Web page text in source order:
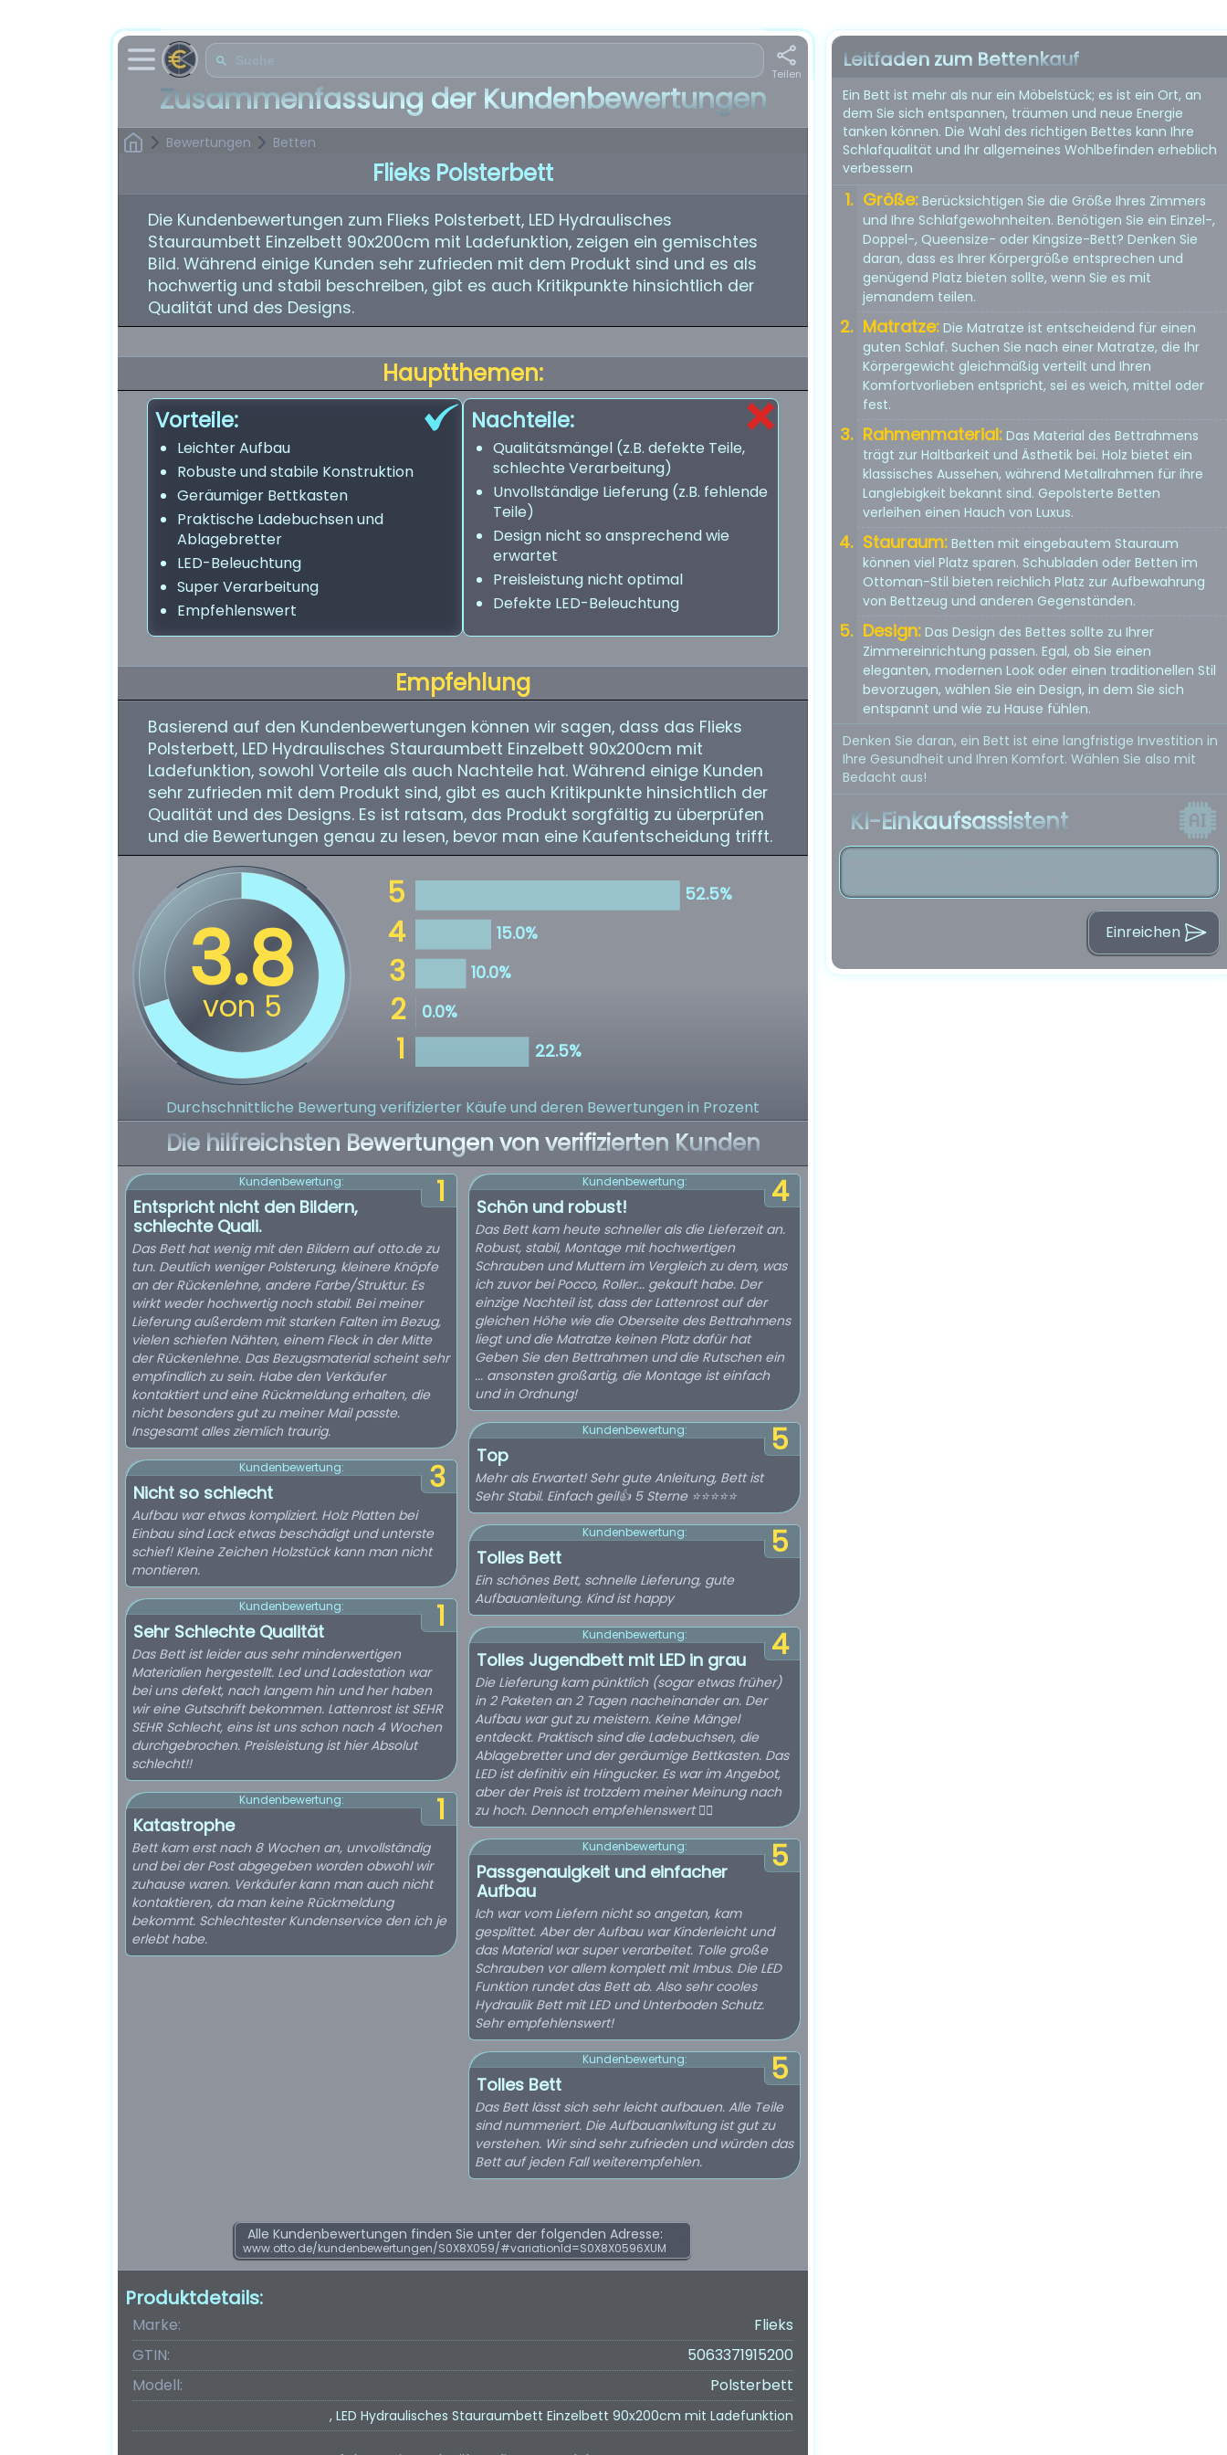
Teilen
Zusammenfassung der Kundenbewertungen
Bewertungen Betten
Flieks Polsterbett
Die Kundenbewertungen zum Flieks Polsterbett, LED Hydraulisches
Stauraumbett Einzelbett 90x200cm mit Ladefunktion, zeigen ein gemischtes
Bild. Während einige Kunden sehr zufrieden mit dem Produkt sind und es als
hochwertig und stabil beschreiben, gibt es auch Kritikpunkte hinsichtlich der
Qualität und des Designs.
Hauptthemen:
Vorteile:
Leichter Aufbau
Robuste und stabile Konstruktion
Geräumiger Bettkasten
Praktische Ladebuchsen und
Ablagebretter
LED-Beleuchtung
Super Verarbeitung
Empfehlenswert
Nachteile:
Qualitätsmängel (z.B. defekte Teile,
schlechte Verarbeitung)
Unvollständige Lieferung (z.B. fehlende
Teile)
Design nicht so ansprechend wie
erwartet
Preisleistung nicht optimal
Defekte LED-Beleuchtung
Empfehlung
Basierend auf den Kundenbewertungen können wir sagen, dass das Flieks
Polsterbett, LED Hydraulisches Stauraumbett Einzelbett 90x200cm mit
Ladefunktion, sowohl Vorteile als auch Nachteile hat. Während einige Kunden
sehr zufrieden mit dem Produkt sind, gibt es auch Kritikpunkte hinsichtlich der
Qualität und des Designs. Es ist ratsam, das Produkt sorgfältig zu überprüfen
und die Bewertungen genau zu lesen, bevor man eine Kaufentscheidung trifft.
Durchschnittliche Bewertung verifizierter Käufe und deren Bewertungen in Prozent
Die hilfreichsten Bewertungen von verifizierten Kunden
1
Kundenbewertung:
Entspricht nicht den Bildern,
schlechte Quali.
Das Bett hat wenig mit den Bildern auf otto.de zu
tun. Deutlich weniger Polsterung, kleinere Knöpfe
an der Rückenlehne, andere Farbe/Struktur. Es
wirkt weder hochwertig noch stabil. Bei meiner
Lieferung außerdem mit starken Falten im Bezug,
vielen schiefen Nähten, einem Fleck in der Mitte
der Rückenlehne. Das Bezugsmaterial scheint sehr
empfindlich zu sein. Habe den Verkäufer
kontaktiert und eine Rückmeldung erhalten, die
nicht besonders gut zu meiner Mail passte.
Insgesamt alles ziemlich traurig.
3
Kundenbewertung:
Nicht so schlecht
Aufbau war etwas kompliziert. Holz Platten bei
Einbau sind Lack etwas beschädigt und unterste
schief! Kleine Zeichen Holzstück kann man nicht
montieren.
1
Kundenbewertung:
Sehr Schlechte Qualität
Das Bett ist leider aus sehr minderwertigen
Materialien hergestellt. Led und Ladestation war
bei uns defekt, nach langem hin und her haben
wir eine Gutschrift bekommen. Lattenrost ist SEHR
SEHR Schlecht, eins ist uns schon nach 4 Wochen
durchgebrochen. Preisleistung ist hier Absolut
schlecht!!
1
Kundenbewertung:
Katastrophe
Bett kam erst nach 8 Wochen an, unvollständig
und bei der Post abgegeben worden obwohl wir
zuhause waren. Verkäufer kann man auch nicht
kontaktieren, da man keine Rückmeldung
bekommt. Schlechtester Kundenservice den ich je
erlebt habe.
4
Kundenbewertung:
Schön und robust!
Das Bett kam heute schneller als die Lieferzeit an.
Robust, stabil, Montage mit hochwertigen
Schrauben und Muttern im Vergleich zu dem, was
ich zuvor bei Pocco, Roller... gekauft habe. Der
einzige Nachteil ist, dass der Lattenrost auf der
gleichen Höhe wie die Oberseite des Bettrahmens
liegt und die Matratze keinen Platz dafür hat
Geben Sie den Bettrahmen und die Rutschen ein
... ansonsten großartig, die Montage ist einfach
und in Ordnung!
5
Kundenbewertung:
Top
Mehr als Erwartet! Sehr gute Anleitung, Bett ist
Sehr Stabil. Einfach geil👍 5 Sterne ⭐️⭐️⭐️⭐️⭐️
5
Kundenbewertung:
Tolles Bett
Ein schönes Bett, schnelle Lieferung, gute
Aufbauanleitung. Kind ist happy
4
Kundenbewertung:
Tolles Jugendbett mit LED in grau
Die Lieferung kam pünktlich (sogar etwas früher)
in 2 Paketen an 2 Tagen nacheinander an. Der
Aufbau war gut zu meistern. Keine Mängel
entdeckt. Praktisch sind die Ladebuchsen, die
Ablagebretter und der geräumige Bettkasten. Das
LED ist definitiv ein Hingucker. Es war im Angebot,
aber der Preis ist trotzdem meiner Meinung nach
zu hoch. Dennoch empfehlenswert 👍🏻
5
Kundenbewertung:
Passgenauigkeit und einfacher
Aufbau
Ich war vom Liefern nicht so angetan, kam
gesplittet. Aber der Aufbau war Kinderleicht und
das Material war super verarbeitet. Tolle große
Schrauben vor allem komplett mit Imbus. Die LED
Funktion rundet das Bett ab. Also sehr cooles
Hydraulik Bett mit LED und Unterboden Schutz.
Sehr empfehlenswert!
5
Kundenbewertung:
Tolles Bett
Das Bett lässt sich sehr leicht aufbauen. Alle Teile
sind nummeriert. Die Aufbauanlwitung ist gut zu
verstehen. Wir sind sehr zufrieden und würden das
Bett auf jeden Fall weiterempfehlen.
Alle Kundenbewertungen finden Sie unter der folgenden Adresse:
www.otto.de/kundenbewertungen/S0X8X059/#variationId=S0X8X0596XUM
Produktdetails:
Marke:
Flieks
GTIN:
5063371915200
Modell:
Polsterbett
, LED Hydraulisches Stauraumbett Einzelbett 90x200cm mit Ladefunktion
Leitfaden zum Bettenkauf
Ein Bett ist mehr als nur ein Möbelstück; es ist ein Ort, an
dem Sie sich entspannen, träumen und neue Energie
tanken können. Die Wahl des richtigen Bettes kann Ihre
Schlafqualität und Ihr allgemeines Wohlbefinden erheblich
verbessern
Größe: Berücksichtigen Sie die Größe Ihres Zimmers
und Ihre Schlafgewohnheiten. Benötigen Sie ein Einzel-,
Doppel-, Queensize- oder Kingsize-Bett? Denken Sie
daran, dass es Ihrer Körpergröße entsprechen und
genügend Platz bieten sollte, wenn Sie es mit
jemandem teilen.
Matratze: Die Matratze ist entscheidend für einen
guten Schlaf. Suchen Sie nach einer Matratze, die Ihr
Körpergewicht gleichmäßig verteilt und Ihren
Komfortvorlieben entspricht, sei es weich, mittel oder
fest.
Rahmenmaterial: Das Material des Bettrahmens
trägt zur Haltbarkeit und Ästhetik bei. Holz bietet ein
klassisches Aussehen, während Metallrahmen für ihre
Langlebigkeit bekannt sind. Gepolsterte Betten
verleihen einen Hauch von Luxus.
Stauraum: Betten mit eingebautem Stauraum
können viel Platz sparen. Schubladen oder Betten im
Ottoman-Stil bieten reichlich Platz zur Aufbewahrung
von Bettzeug und anderen Gegenständen.
Design: Das Design des Bettes sollte zu Ihrer
Zimmereinrichtung passen. Egal, ob Sie einen
eleganten, modernen Look oder einen traditionellen Stil
bevorzugen, wählen Sie ein Design, in dem Sie sich
entspannt und wie zu Hause fühlen.
Denken Sie daran, ein Bett ist eine langfristige Investition in
Ihre Gesundheit und Ihren Komfort. Wählen Sie also mit
Bedacht aus!
KI-Einkaufsassistent
Einreichen